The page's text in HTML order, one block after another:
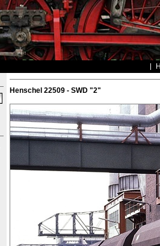
Henschel 22509 - SWD "2"